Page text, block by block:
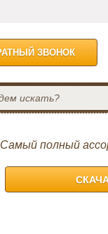
ЗВОНОК
Самый полный